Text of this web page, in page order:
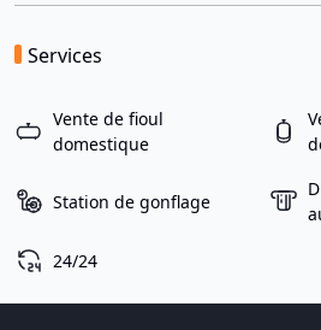
Services
Vente de fioul
domestique
Station de gonflage
24/24